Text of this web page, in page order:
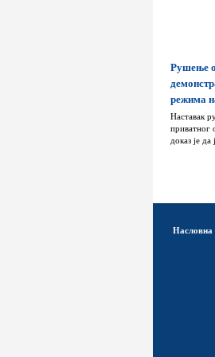
Рушење
режима
Наставак
приватног
доказ је
Насловна